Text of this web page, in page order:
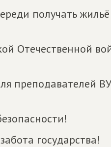
получать жильё
Отечественной
преподавателей
государства!